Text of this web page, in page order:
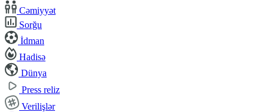
Cəmiyyət
Sorğu
İdman
Hadisə
Dünya
Press reliz
Verilişlər